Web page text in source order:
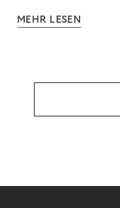
MEHR LESEN